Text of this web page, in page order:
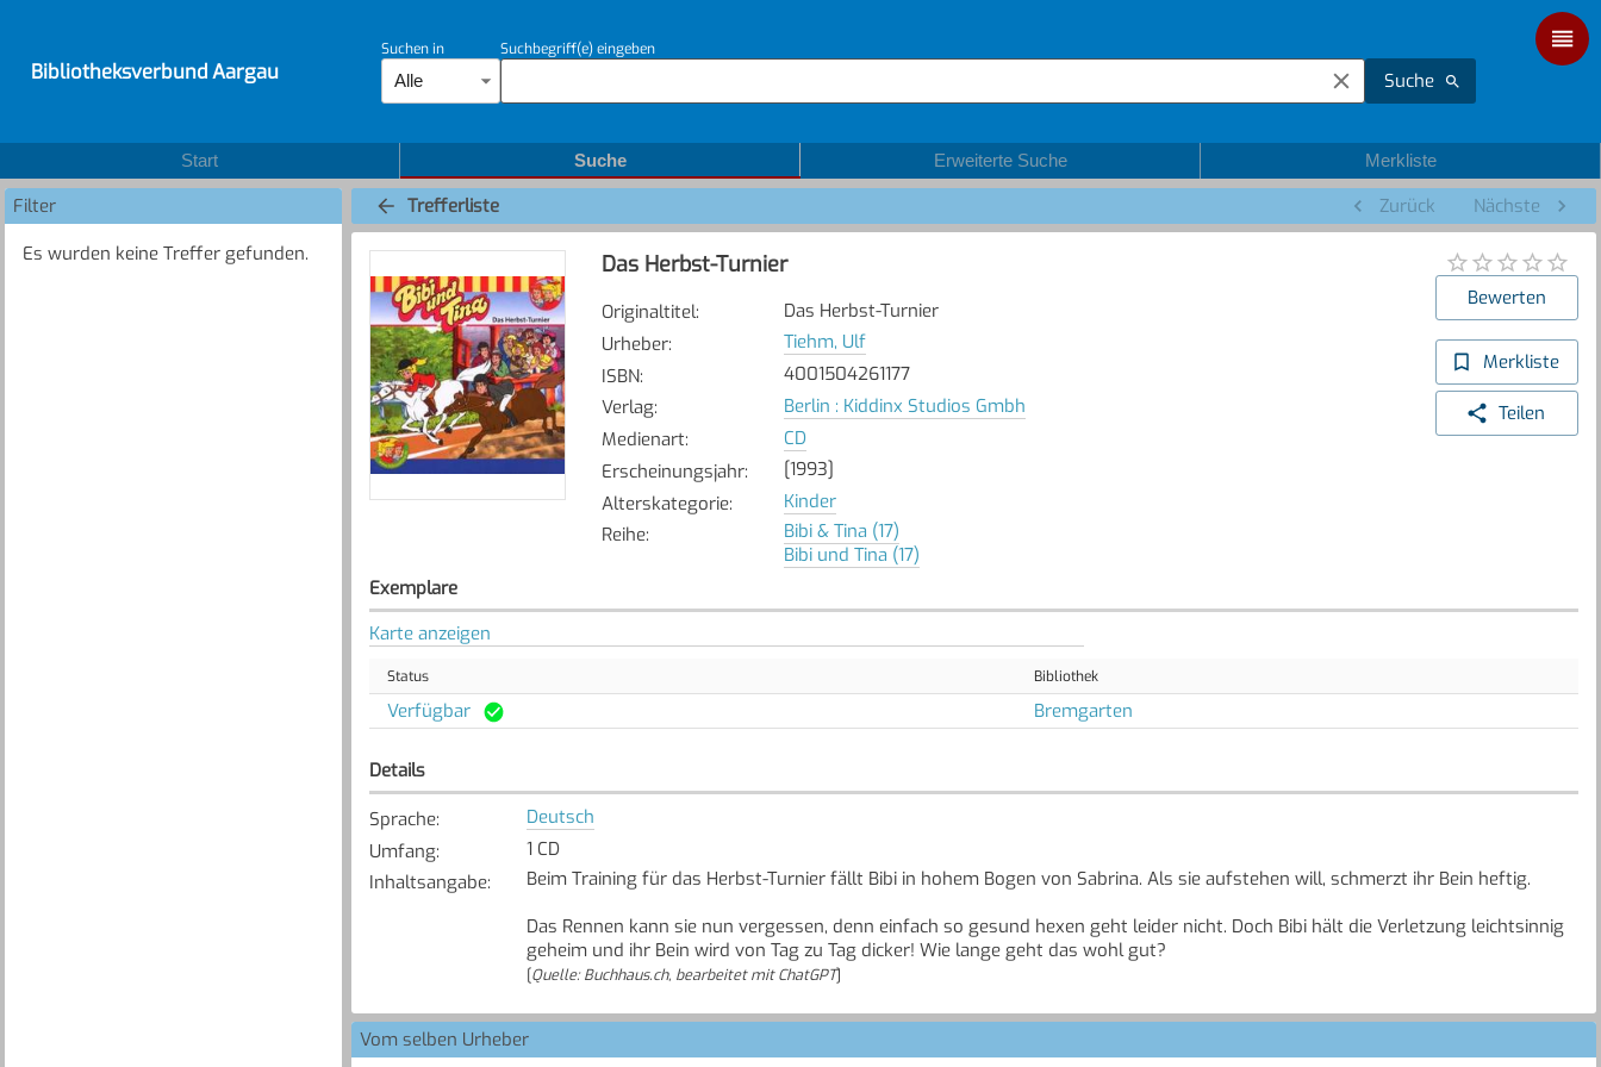
Bibliotheksverbund Aargau
Suchen in
Alle
Suchbegriff(e) eingeben
Suche
Start Suche Erweiterte Suche Merkliste
Filter
Es wurden keine Treffer gefunden.
Trefferliste Zurück Nächste
Das Herbst-Turnier
Originaltitel:
Das Herbst-Turnier
Urheber:
Tiehm, Ulf
ISBN:
4001504261177
Verlag:
Berlin : Kiddinx Studios Gmbh
Medienart:
CD
Erscheinungsjahr:
[1993]
Alterskategorie:
Kinder
Reihe:
Bibi & Tina (17)
Bibi und Tina (17)
Bewerten
Merkliste
Teilen
Exemplare
Karte anzeigen
Status Bibliothek
Verfügbar Bremgarten
Details
Sprache:
Deutsch
Umfang:
1 CD
Inhaltsangabe:
Beim Training für das Herbst-Turnier fällt Bibi in hohem Bogen von Sabrina. Als sie aufstehen will, schmerzt ihr Bein heftig.
Das Rennen kann sie nun vergessen, denn einfach so gesund hexen geht leider nicht. Doch Bibi hält die Verletzung leichtsinnig
geheim und ihr Bein wird von Tag zu Tag dicker! Wie lange geht das wohl gut?
[Quelle: Buchhaus.ch, bearbeitet mit ChatGPT]
Vom selben Urheber